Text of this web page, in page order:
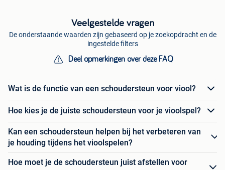
Veelgestelde vragen
De onderstaande waarden zijn gebaseerd op je zoekopdracht en de
ingestelde filters
Deel opmerkingen over deze FAQ
Wat is de functie van een schoudersteun voor viool?
Hoe kies je de juiste schoudersteun voor je vioolspel?
Kan een schoudersteun helpen bij het verbeteren van
je houding tijdens het vioolspelen?
Hoe moet je de schoudersteun juist afstellen voor